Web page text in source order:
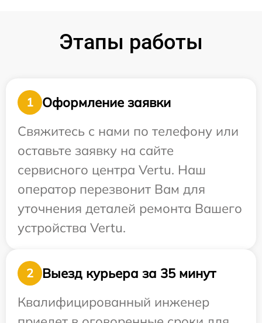
Этапы работы
1
Оформление заявки
Свяжитесь с нами по телефону или
оставьте заявку на сайте
сервисного центра Vertu. Наш
оператор перезвонит Вам для
уточнения деталей ремонта Вашего
устройства Vertu.
2
Выезд курьера за 35 минут
Квалифицированный инженер